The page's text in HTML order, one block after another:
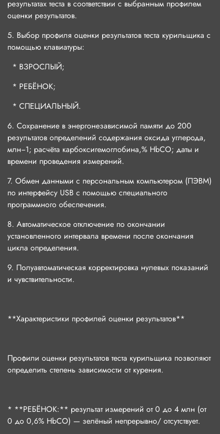
результатах теста в соответствии с выбранным профилем
оценки результатов.
5. Выбор профиля оценки результатов теста курильщика с
помощью клавиатуры:
* ВЗРОСЛЫЙ;
* РЕБЁНОК;
* СПЕЦИАЛЬНЫЙ.
6. Сохранение в энергонезависимой памяти до 200
результатов определений содержания оксида углерода,
млн−1; расчёта карбоксигемоглобина,% HbCO; даты и
времени проведения измерений.
7. Обмен данными с персональным компьютером (ПЭВМ)
по интерфейсу USB с помощью специального
программного обеспечения.
8. Автоматическое отключение по окончании
установленного интервала времени после окончания
цикла определения.
9. Полуавтоматическая корректировка нулевых показаний
и чувствительности.
**Характеристики профилей оценки результатов**
Профили оценки результатов теста курильщика позволяют
определить степень зависимости от курения.
* **РЕБЁНОК:** результат измерений от 0 до 4 млн (от
0 до 0,6% HbCO) — зелёный непрерывно/ отсутствует.